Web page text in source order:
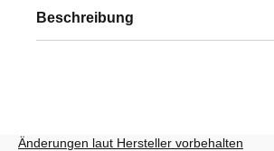
Beschreibung
Änderungen laut Hersteller vorbehalten